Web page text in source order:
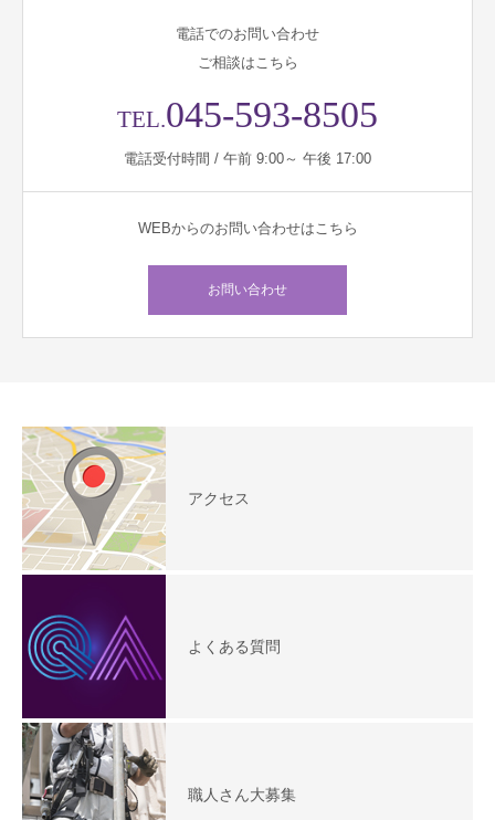
電話でのお問い合わせ
ご相談はこちら
TEL.045-593-8505
電話受付時間 / 午前 9:00～ 午後 17:00
WEBからのお問い合わせはこちら
お問い合わせ
アクセス
よくある質問
職人さん大募集